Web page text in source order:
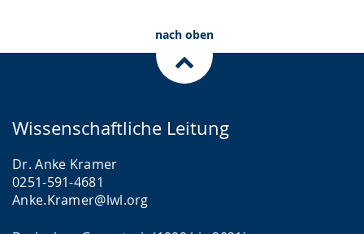
nach oben
Wissenschaftliche Leitung
Dr. Anke Kramer
0251-591-4681
Anke.Kramer@lwl.org